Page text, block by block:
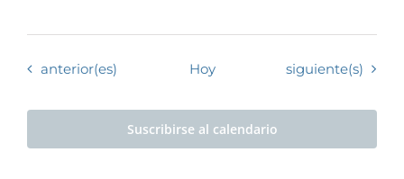
Eventos
anterior(es) Hoy Eventos
siguiente(s)
Suscribirse al calendario